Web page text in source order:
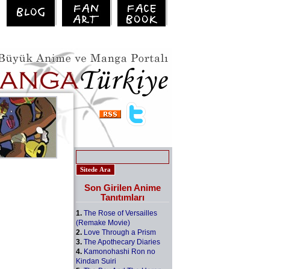
Son Girilen Anime
Tanıtımları
1. The Rose of Versailles
(Remake Movie)
2. Love Through a Prism
3. The Apothecary Diaries
4. Kamonohashi Ron no
Kindan Suiri